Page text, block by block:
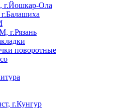
г.Йошкар-Ола
г.Рязань
поворотные
г.Кунгур